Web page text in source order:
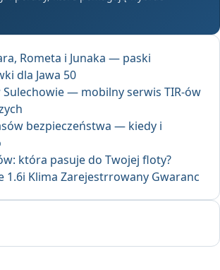
Rometa i Junaka — paski
dla Jawa 50
Sulechowie — mobilny serwis TIR-ów
bezpieczeństwa — kiedy i
która pasuje do Twojej floty?
1.6i Klima Zarejestrrowany Gwaranc